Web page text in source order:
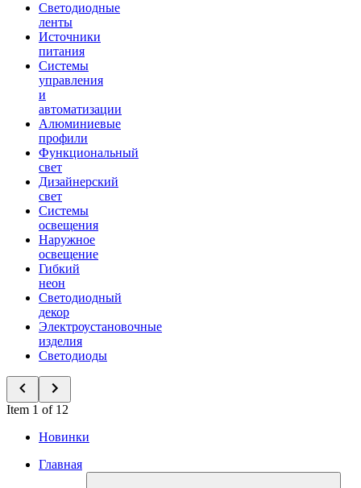
Светодиодные
ленты
Источники
питания
Системы
управления
и
автоматизации
Алюминиевые
профили
Функциональный
свет
Дизайнерский
свет
Системы
освещения
Наружное
освещение
Гибкий
неон
Светодиодный
декор
Электроустановочные
изделия
Светодиоды
Item 1 of 12
Новинки
Главная